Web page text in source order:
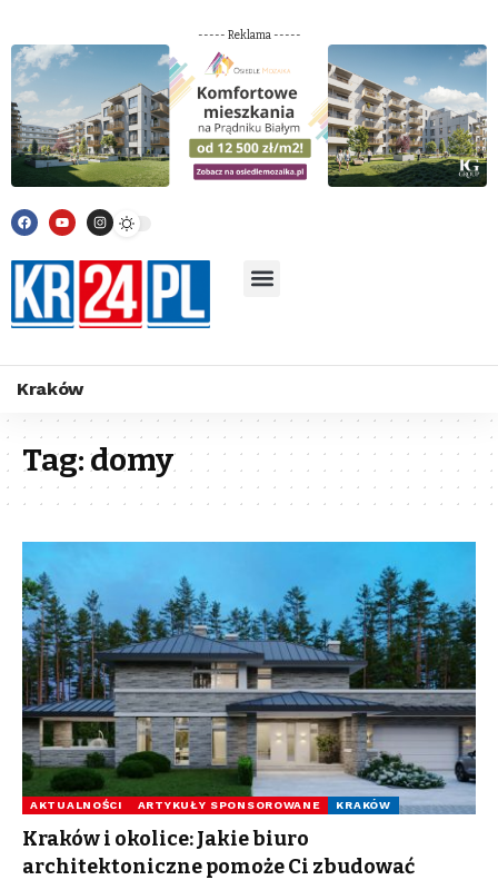
----- Reklama -----
Kraków
Tag:domy
AKTUALNOŚCI ARTYKUŁY SPONSOROWANE KRAKÓW
Kraków i okolice: Jakie biuro
architektoniczne pomoże Ci zbudować